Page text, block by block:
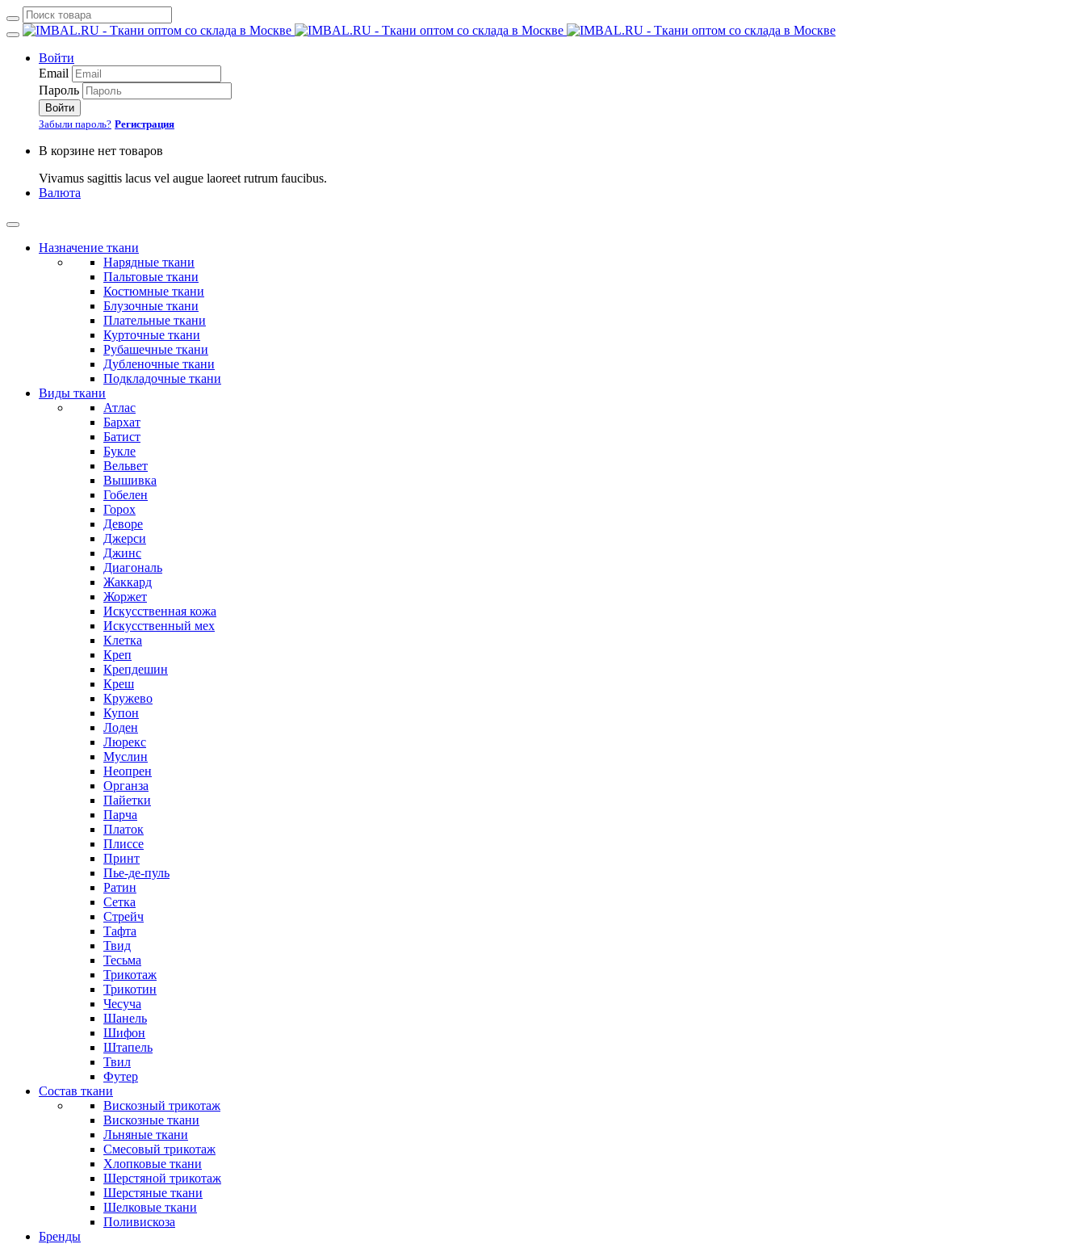
Войти
Email
Пароль
Войти
Забыли пароль? Регистрация
В корзине нет товаров
Vivamus sagittis lacus vel augue laoreet rutrum faucibus.
Валюта
Назначение ткани
Нарядные ткани
Пальтовые ткани
Костюмные ткани
Блузочные ткани
Плательные ткани
Курточные ткани
Рубашечные ткани
Дубленочные ткани
Подкладочные ткани
Виды ткани
Атлас
Бархат
Батист
Букле
Вельвет
Вышивка
Гобелен
Горох
Деворе
Джерси
Джинс
Диагональ
Жаккард
Жоржет
Искусственная кожа
Искусственный мех
Клетка
Креп
Крепдешин
Креш
Кружево
Купон
Лоден
Люрекс
Муслин
Неопрен
Органза
Пайетки
Парча
Платок
Плиссе
Принт
Пье-де-пуль
Ратин
Сетка
Стрейч
Тафта
Твид
Тесьма
Трикотаж
Трикотин
Чесуча
Шанель
Шифон
Штапель
Твил
Футер
Состав ткани
Вискозный трикотаж
Вискозные ткани
Льняные ткани
Смесовый трикотаж
Хлопковые ткани
Шерстяной трикотаж
Шерстяные ткани
Шелковые ткани
Поливискоза
Бренды